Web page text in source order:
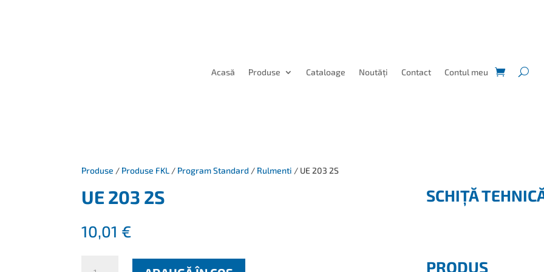
Acasă Produse Cataloage Noutăți Contact Contul meu
Produse / Produse FKL / Program Standard / Rulmenti / UE 203 2S
UE 203 2S
10,01 €
SCHIȚĂ
PRODUS